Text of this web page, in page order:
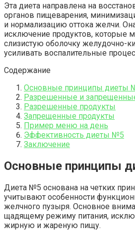
Эта диета направлена на
органов пищеварения,
и нормализацию оттока желчи.
исключение продуктов, которые
слизистую оболочку желудочно-
усиливать воспалительные
Содержание
Основные принципы диеты
Разрешенные и
Разрешенные продукты
Запрещенные продукты
Пример меню на день
Эффективность диеты №5
Заключение
Основные принципы
Диета №5 основана на четких
учитывают особенности
желчного пузыря. Основное
щадящему режиму питания,
жирную и жареную пищу.